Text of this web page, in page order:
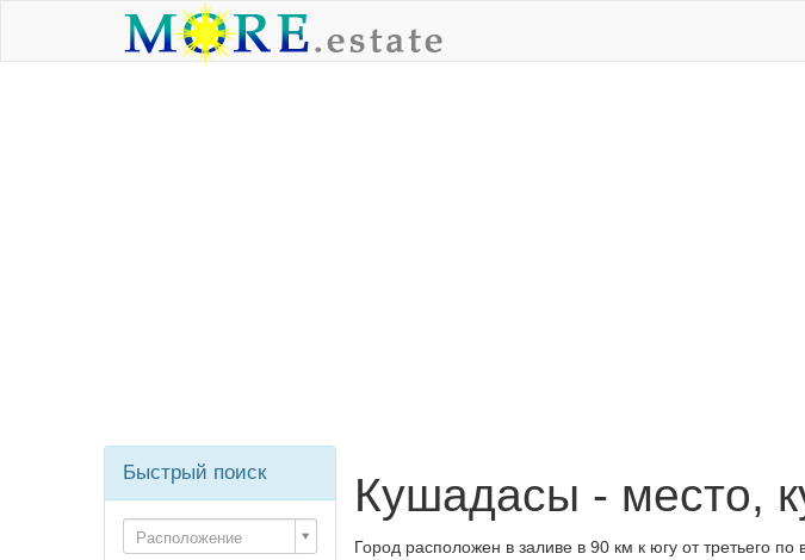
Кушадасы - место,
Город расположен в заливе в 90 км к югу от третьего
Быстрый поиск
Расположение